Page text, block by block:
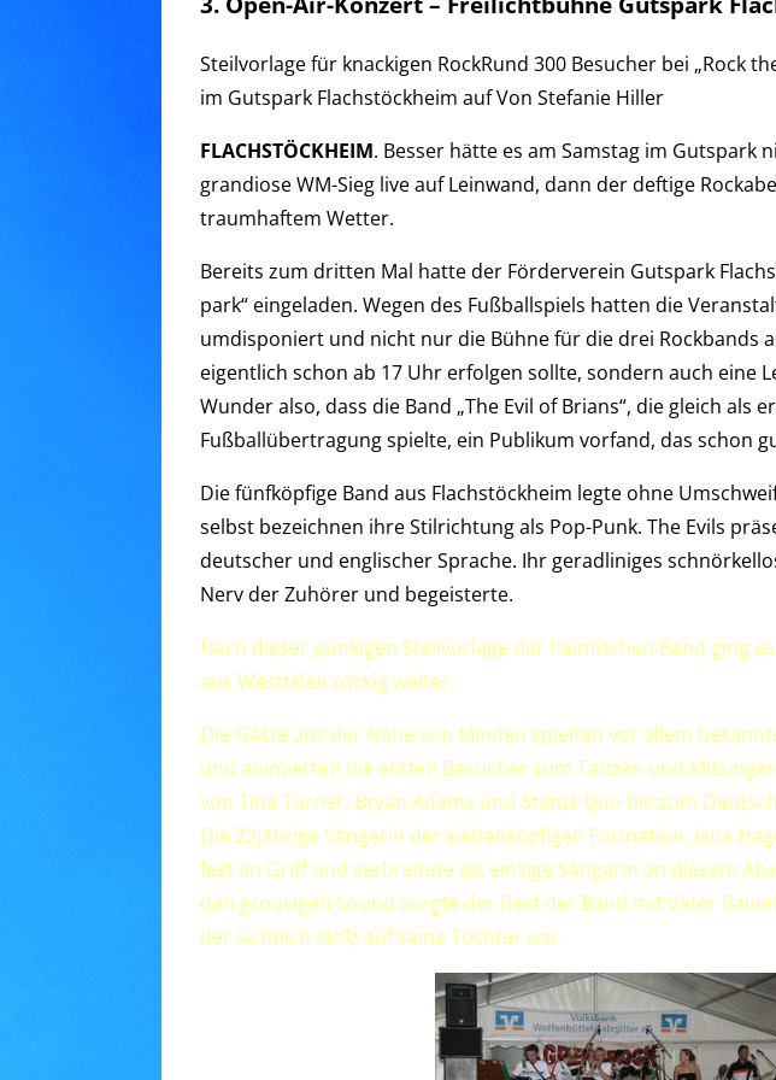
Steilvorlage für knackigen RockRund 300 Besucher bei „Rock
im Gutspark Flachstöckheim auf Von Stefanie Hiller
FLACHSTÖCKHEIM. Besser hätte es am Samstag im Gutspark
grandiose WM-Sieg live auf Leinwand, dann der deftige
traumhaftem Wetter.
Bereits zum dritten Mal hatte der Förderverein Gutspark
park“ eingeladen. Wegen des Fußballspiels hatten die
umdisponiert und nicht nur die Bühne für die drei Rockbands
eigentlich schon ab 17 Uhr erfolgen sollte, sondern auch eine
Wunder also, dass die Band „The Evil of Brians“, die gleich als
Fußballübertragung spielte, ein Publikum vorfand, das schon
Die fünfköpfige Band aus Flachstöckheim legte ohne
selbst bezeichnen ihre Stilrichtung als Pop-Punk. The Evils
deutscher und englischer Sprache. Ihr geradliniges
Nerv der Zuhörer und begeisterte.
Nach dieser punkigen Steilvorlage der heimischen Band ging
aus Westfalen rockig weiter.
Die Gäste aus der Nähe von Minden spielten vor allem
und animierten die ersten Besucher zum Tanzen und
von Tina Turner, Bryan Adams und Status Quo bis zum
Die 22jährige Sängerin der siebenköpfigen Formation, Jana
fest im Griff und verbreitete als einzige Sängerin an diesem
den groovigen Sound sorgte der Rest der Band mit Vater
der sichtlich stolz auf seine Tochter war.